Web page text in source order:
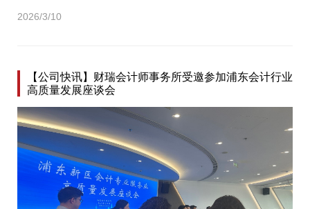
2026/3/10
【公司快讯】财瑞会计师事务所受邀参加浦东会计行业
高质量发展座谈会